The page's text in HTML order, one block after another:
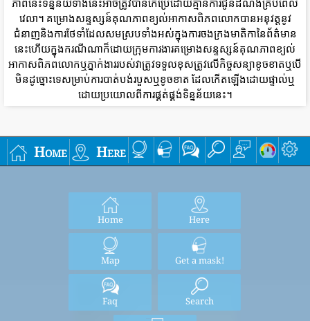
ភាពនេះទិន្នន័យទាំងនេះអាចត្រូវបានកែប្រែដោយគ្មានការជូនដំណឹងគ្រប់ពេល
វេលា។ គម្រោងសន្ទស្សន៍គុណភាពខ្យល់អាកាសពិភពលោកបានអនុវត្តនូវ
ជំនាញនិងការថែទាំដែលសមស្របទាំងអស់ក្នុងការចងក្រងមាតិកានៃព័ត៌មាន
នេះហើយក្នុងករណីណាក៏ដោយក្រុមការងារគម្រោងសន្ទស្សន៍គុណភាពខ្យល់
អាកាសពិភពលោកឬភ្នាក់ងាររបស់វាត្រូវទទួលខុសត្រូវលើកិច្ចសន្យាខូចខាតឬបើ
មិនដូច្នោះទេសម្រាប់ការបាត់បង់របួសឬខូចខាត ដែលកើតឡើងដោយផ្ទាល់ឬ
ដោយប្រយោលពីការផ្គត់ផ្គង់ទិន្នន័យនេះ។
Home Here
Home Here
Map Get a mask!
Faq Search